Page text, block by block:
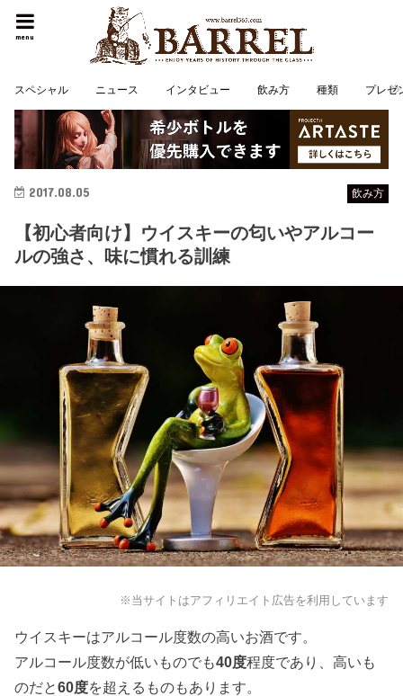
menu
スペシャル ニュース インタビュー 飲み方 種類 プレゼ
飲み方
2017.08.05
【初心者向け】ウイスキーの匂いやアルコー
ルの強さ、味に慣れる訓練
※当サイトはアフィリエイト広告を利用しています
ウイスキーはアルコール度数の高いお酒です。
アルコール度数が低いものでも40度程度であり、高いも
のだと60度を超えるものもあります。